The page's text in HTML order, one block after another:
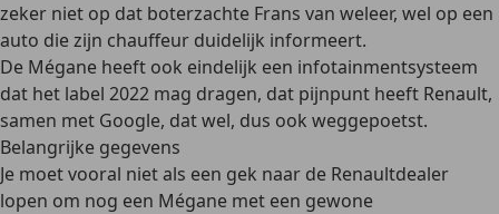
zeker niet op dat boterzachte Frans van weleer, wel op een
auto die zijn chauffeur duidelijk informeert.
De Mégane heeft ook eindelijk een infotainmentsysteem
dat het label 2022 mag dragen, dat pijnpunt heeft Renault,
samen met Google, dat wel, dus ook weggepoetst.
Belangrijke gegevens
Je moet vooral niet als een gek naar de Renaultdealer
lopen om nog een Mégane met een gewone